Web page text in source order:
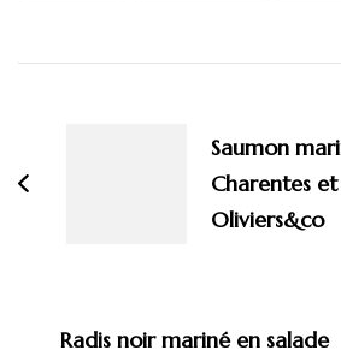
Saumon
Charentes et
Oliviers&co
Radis noir mariné en salade